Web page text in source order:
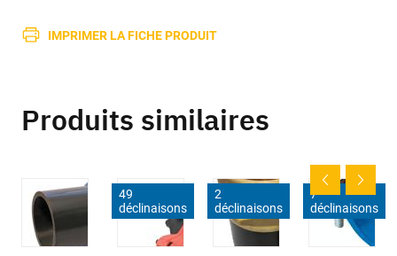
IMPRIMER LA FICHE PRODUIT
Produits similaires
49
déclinaisons
2
déclinaisons
7
déclinaisons